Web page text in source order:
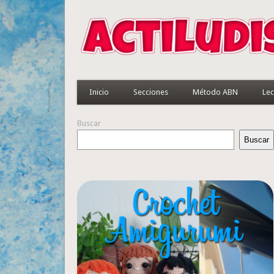
Inicio Secciones Método ABN
Buscar
Buscar